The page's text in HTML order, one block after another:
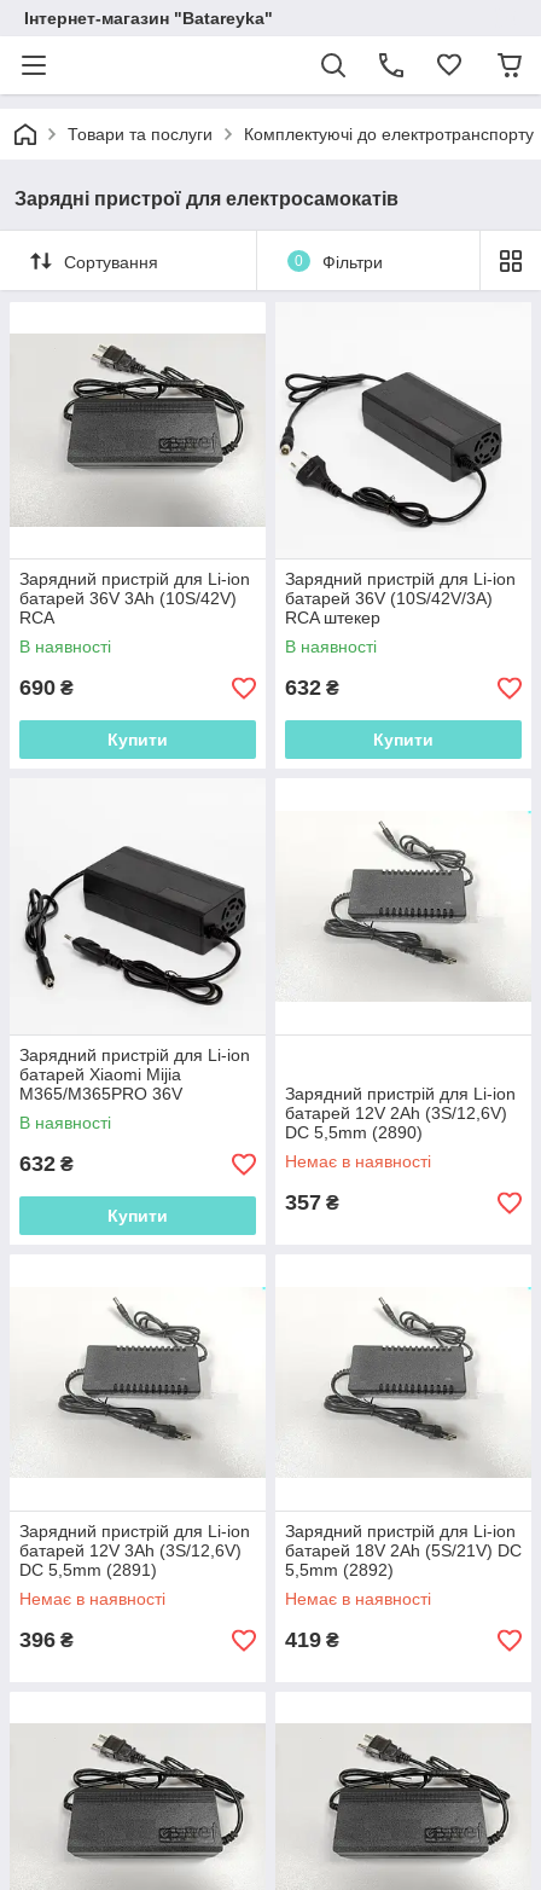
Інтернет-магазин "Batareyka"
Товари та послуги Комплектуючі до електротранспорту
Зарядні пристрої для електросамокатів
Сортування 0 Фільтри
Зарядний пристрій для Li-ion
батарей 36V 3Ah (10S/42V)
RCA
В наявності
690 ₴
Купити
Зарядний пристрій для Li-ion
батарей 36V (10S/42V/3A)
RCA штекер
В наявності
632 ₴
Купити
Зарядний пристрій для Li-ion
батарей Xiaomi Mijia
M365/M365PRO 36V
(10S/42V/2A)
В наявності
632 ₴
Купити
Зарядний пристрій для Li-ion
батарей 12V 2Ah (3S/12,6V)
DC 5,5mm (2890)
Немає в наявності
357 ₴
Зарядний пристрій для Li-ion
батарей 12V 3Ah (3S/12,6V)
DC 5,5mm (2891)
Немає в наявності
396 ₴
Зарядний пристрій для Li-ion
батарей 18V 2Ah (5S/21V) DC
5,5mm (2892)
Немає в наявності
419 ₴